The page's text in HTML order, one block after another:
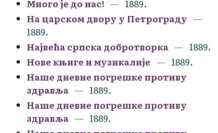
Много је до нас!
1889.
На царском двору у Петрограду
1889.
Највећа српска добротворка
1889.
Нове књиге и музикалије
1889.
Наше дневне погрешке противу
здравља
1889.
Наше дневне погрешке противу
здравља
1889.